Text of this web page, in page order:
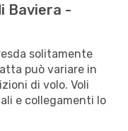
Baviera -
solitamente
può variare in
di volo. Voli
e collegamenti lo